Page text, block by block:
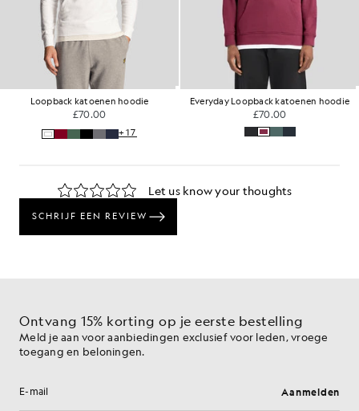
Loopback katoenen hoodie
£70.00
+17
Everyday Loopback katoenen hoodie
£70.00
Ontvang 15% korting op je eerste bestelling
Meld je aan voor aanbiedingen exclusief voor leden, vroege
toegang en beloningen.
E-mailadres Aanmelden